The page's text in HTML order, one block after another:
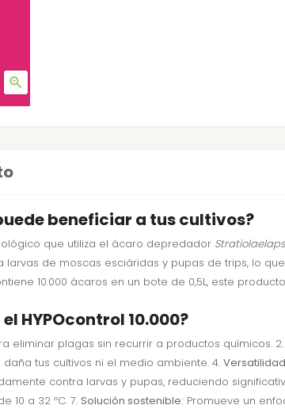

beneficiar a tus cultivos?
que utiliza el ácaro depredador
de moscas esciáridas y pupas de trips, lo
10.000 ácaros en un bote de 0,5L, este
HYPOcontrol 10.000?
eliminar plagas sin recurrir a productos químicos. 2.
daña tus cultivos ni el medio ambiente. 4.
contra larvas y pupas, reduciendo
10 a 32 ºC. 7. Solución sostenible: Promueve un